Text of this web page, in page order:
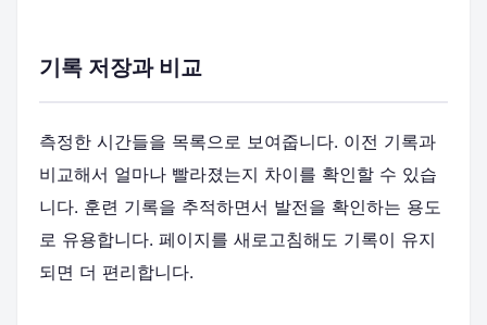
기록 저장과 비교
측정한 시간들을 목록으로 보여줍니다. 이전 기록과
비교해서 얼마나 빨라졌는지 차이를 확인할 수 있습
니다. 훈련 기록을 추적하면서 발전을 확인하는 용도
로 유용합니다. 페이지를 새로고침해도 기록이 유지
되면 더 편리합니다.